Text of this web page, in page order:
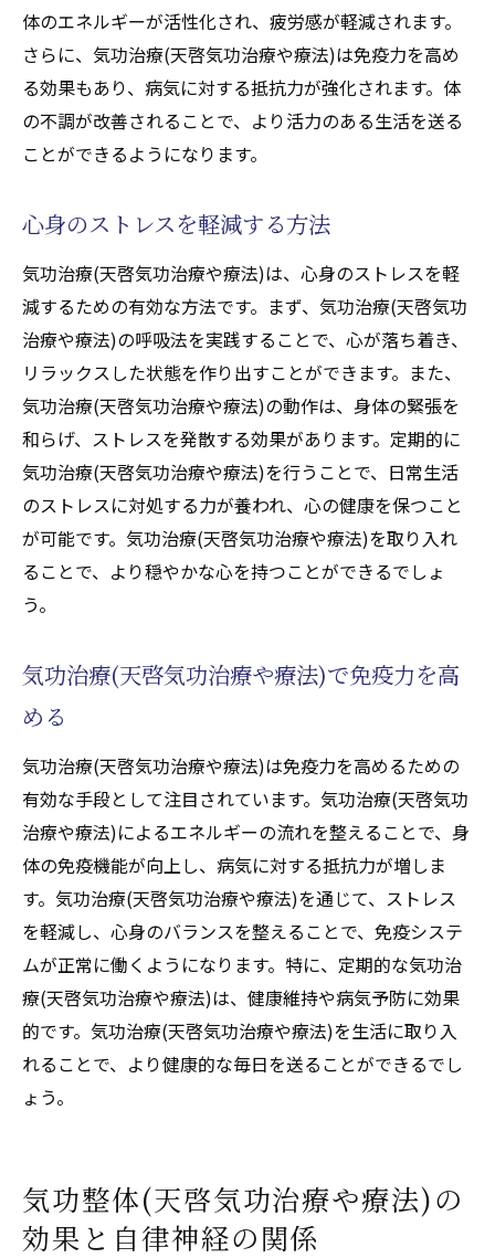
気功治療(天啓気功治療や療法)のバランス調
整効果とは
心と体の調和を目指す気功治療(天啓気功治
療や療法)の方法
エネルギーバランスを整える気功治療(天啓
気功治療(天啓気功治療や療法)でストレスを
軽減する
心身の健康を支える気功治療(天啓気功治療
や療法)の技術
バランスの取れた生活を送るために
気功整体(天啓気功治療や療法)で免疫力を高め
る方法
気功整体(天啓気功治療や療法)が免疫力を向
上させる理由
免疫力強化に役立つ気功治療(天啓気功治療
を高める方法
心身の健康を守る気功整体(天啓気功治療や
療法)の力
気功整体(天啓気功治療や療法)が免疫力に与
える効果
気功治療(天啓気功治療や療法)の緩やかな動作
と健康効果
緩やかな動作で健康を促進する気功治療(天
啓気功治療や療法)
気功治療(天啓気功治療や療法)の動作が筋肉
気功治療(天啓気功治療や療法)の緩やかな動
作でストレスを解消
体のエネルギーが活性化され、疲労感が軽減されます。
さらに、気功治療(天啓気功治療や療法)は免疫力を高め
る効果もあり、病気に対する抵抗力が強化されます。体
の不調が改善されることで、より活力のある生活を送る
ことができるようになります。
心身のストレスを軽減する方法
気功治療(天啓気功治療や療法)は、心身のストレスを軽
減するための有効な方法です。まず、気功治療(天啓気功
治療や療法)の呼吸法を実践することで、心が落ち着き、
リラックスした状態を作り出すことができます。また、
気功治療(天啓気功治療や療法)の動作は、身体の緊張を
和らげ、ストレスを発散する効果があります。定期的に
気功治療(天啓気功治療や療法)を行うことで、日常生活
のストレスに対処する力が養われ、心の健康を保つこと
が可能です。気功治療(天啓気功治療や療法)を取り入れ
ることで、より穏やかな心を持つことができるでしょ
う。
気功治療(天啓気功治療や療法)で免疫力を高
める
気功治療(天啓気功治療や療法)は免疫力を高めるための
有効な手段として注目されています。気功治療(天啓気功
治療や療法)によるエネルギーの流れを整えることで、身
体の免疫機能が向上し、病気に対する抵抗力が増しま
す。気功治療(天啓気功治療や療法)を通じて、ストレス
を軽減し、心身のバランスを整えることで、免疫システ
ムが正常に働くようになります。特に、定期的な気功治
療(天啓気功治療や療法)は、健康維持や病気予防に効果
的です。気功治療(天啓気功治療や療法)を生活に取り入
れることで、より健康的な毎日を送ることができるでし
ょう。
気功整体(天啓気功治療や療法)の
効果と自律神経の関係